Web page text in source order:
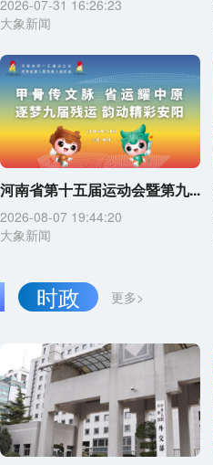
2026-07-31 16:26:23
大象新闻
河南省第十五届运动会暨第九...
2026-08-07 19:44:20
大象新闻
更多>
时政